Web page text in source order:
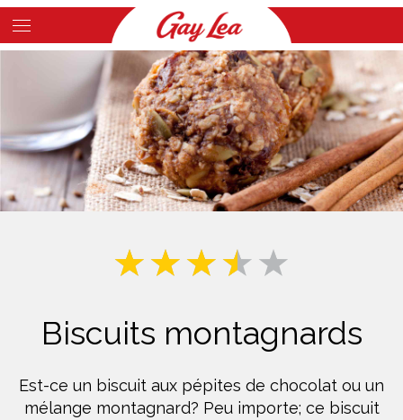
Skip
to
Biscuits montagnards
Est-ce un biscuit aux pépites de chocolat ou un
mélange montagnard? Peu importe; ce biscuit